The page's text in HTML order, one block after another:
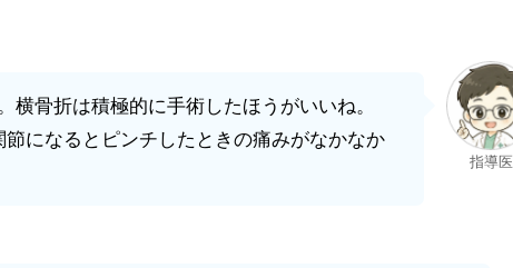
横骨折は積極的に手術したほうがいいね。
になるとピンチしたときの痛みがなかなか
指導医